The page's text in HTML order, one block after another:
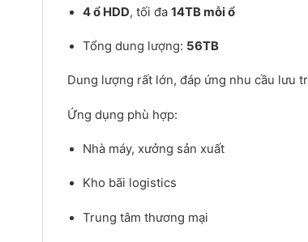
4 ổ HDD, tối đa14TB mỗi ổ
Tổng dung lượng: 56TB
Dung lượng rất lớn, đáp ứng nhu cầu lưu
Ứng dụng phù hợp:
Nhà máy, xưởng sản xuất
Kho bãi logistics
Trung tâm thương mại